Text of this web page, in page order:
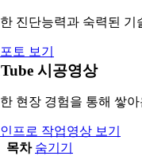
진단능력과 숙력된 기
토 보기
시공영상
현장 경험을 통해 쌓아
프로 작업영상 보기
목차 숨기기